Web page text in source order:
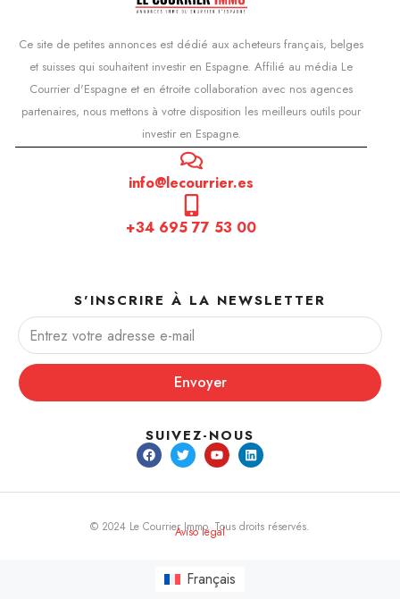
Ce site de petites annonces est dédié aux acheteurs français, belges
et suisses qui souhaitent investir en Espagne. Affilié au média Le
Courrier d'Espagne et en étroite collaboration avec nos agences
partenaires, nous mettons à votre disposition les meilleurs outils pour
investir en Espagne.
info@lecourrier.es
+34 695 77 53 00
S'INSCRIRE À LA NEWSLETTER
Envoyer
SUIVEZ-NOUS
© 2024 Le Courrier Immo. Tous droits réservés.
Aviso legal
Français